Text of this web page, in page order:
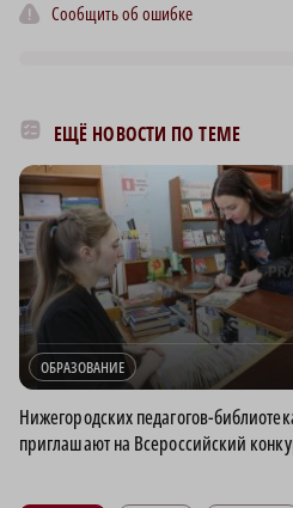
Сообщить об ошибке
ЕЩЁ НОВОСТИ ПО ТЕМЕ
ОБРАЗОВАНИЕ
Нижегородских педагогов-
приглашают на Всероссийский